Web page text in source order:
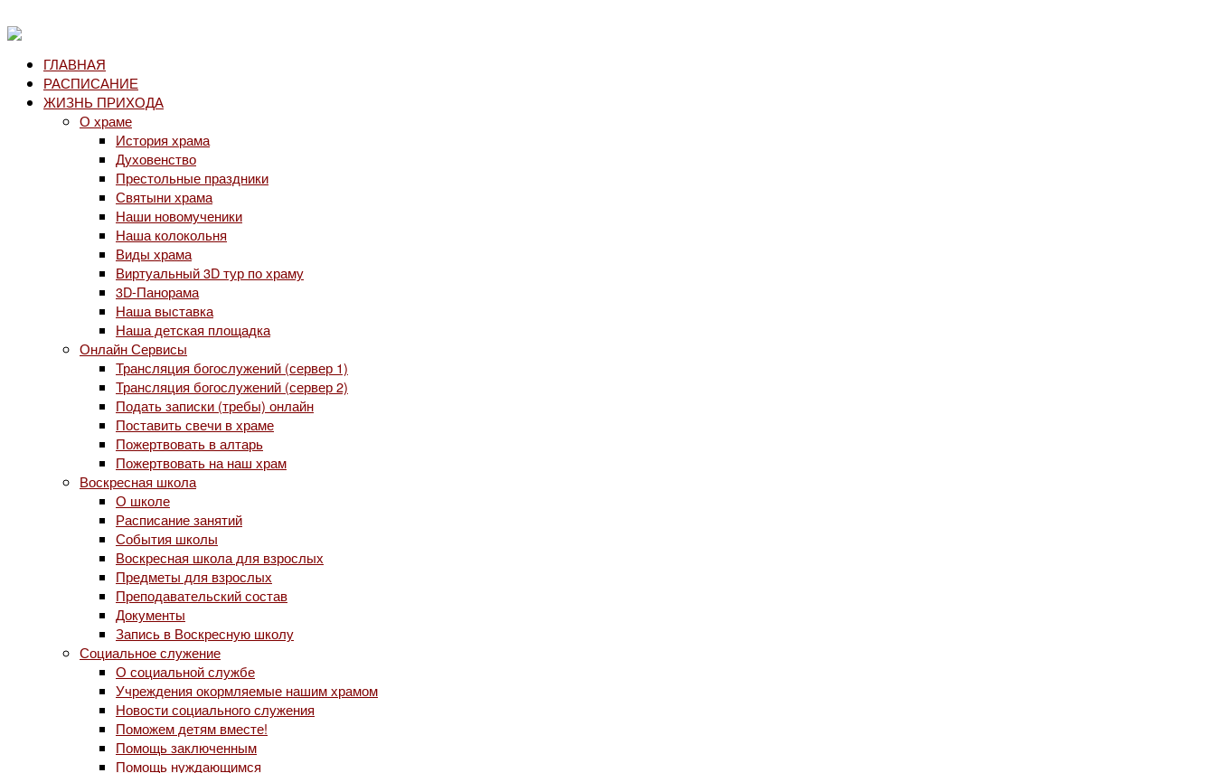
ГЛАВНАЯ
РАСПИСАНИЕ
ЖИЗНЬ ПРИХОДА
О храме
История храма
Духовенство
Престольные праздники
Святыни храма
Наши новомученики
Наша колокольня
Виды храма
Виртуальный 3D тур по храму
3D-Панорама
Наша выставка
Наша детская площадка
Онлайн Сервисы
Трансляция богослужений (сервер 1)
Трансляция богослужений (сервер 2)
Подать записки (требы) онлайн
Поставить свечи в храме
Пожертвовать в алтарь
Пожертвовать на наш храм
Воскресная школа
О школе
Расписание занятий
События школы
Воскресная школа для взрослых
Предметы для взрослых
Преподавательский состав
Документы
Запись в Воскресную школу
Социальное служение
О социальной службе
Учреждения окормляемые нашим храмом
Новости социального служения
Поможем детям вместе!
Помощь заключенным
Помощь нуждающимся